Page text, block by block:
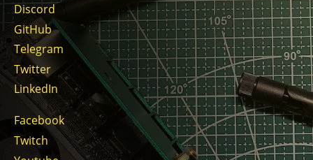
Discord
GitHub
Telegram
Twitter
LinkedIn
Facebook
Twitch